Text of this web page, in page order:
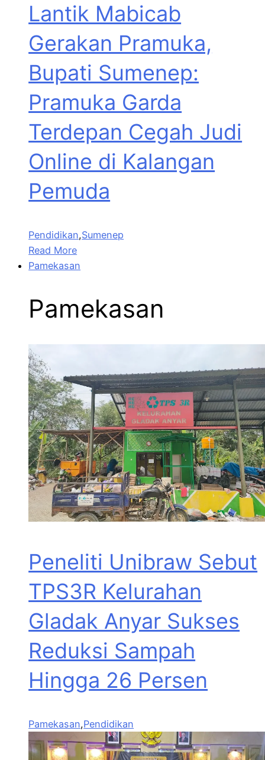
Lantik Mabicab
Gerakan Pramuka,
Bupati Sumenep:
Pramuka Garda
Terdepan Cegah Judi
Online di Kalangan
Pemuda
Pendidikan,Sumenep
Read More
Pamekasan
Pamekasan
Peneliti Unibraw Sebut
TPS3R Kelurahan
Gladak Anyar Sukses
Reduksi Sampah
Hingga 26 Persen
Pamekasan,Pendidikan